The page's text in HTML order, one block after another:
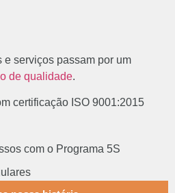
e serviços passam por um
de qualidade.
certificação ISO 9001:2015
com o Programa 5S